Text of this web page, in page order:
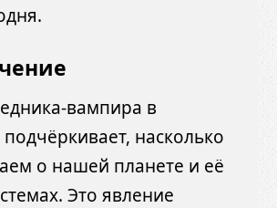
вампира в
насколько
о нашей планете и её
Это явление